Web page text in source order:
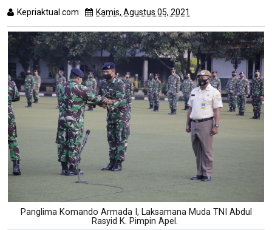
Kepriaktual.com Kamis, Agustus 05, 2021
Panglima Komando Armada I, Laksamana Muda TNI Abdul
Rasyid K. Pimpin Apel.